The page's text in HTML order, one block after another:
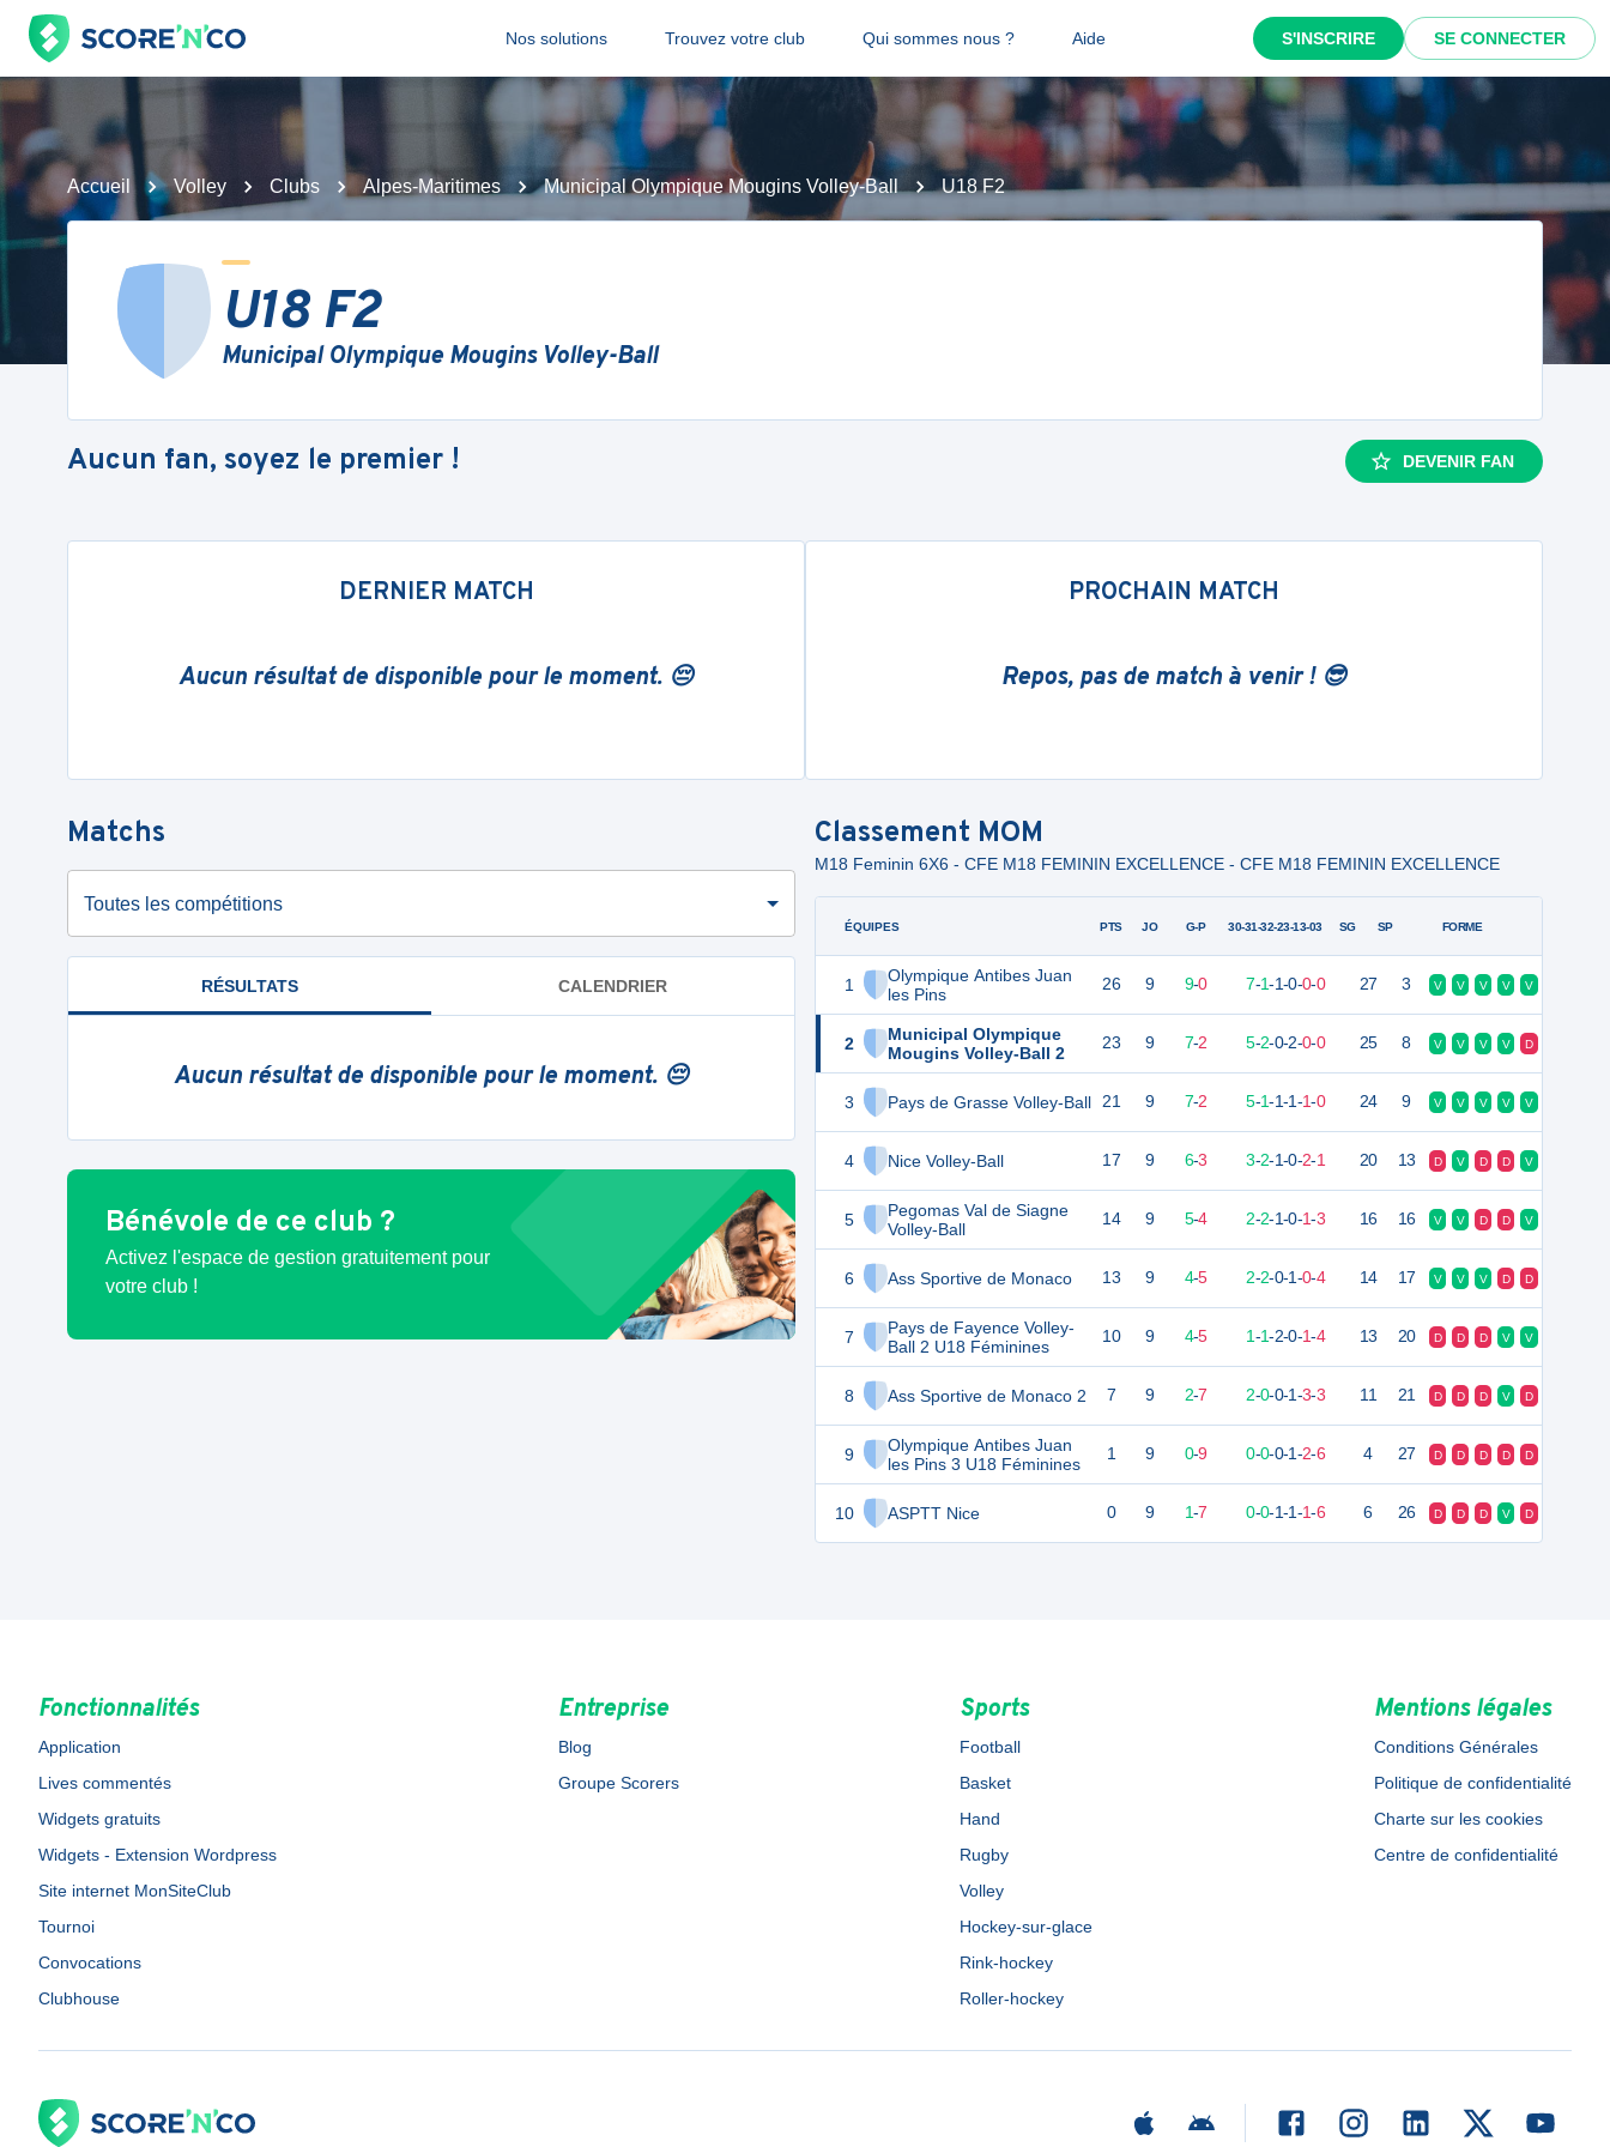
Nos solutions Trouvez votre club Qui sommes nous ? Aide S'INSCRIRE SE CONNECTER
Accueil Volley Clubs Alpes-Maritimes Municipal Olympique Mougins Volley-Ball U18 F2
U18 F2
Municipal Olympique Mougins Volley-Ball
Aucun fan, soyez le premier ! DEVENIR FAN
DERNIER MATCH
Aucun résultat de disponible pour le moment. 😔
PROCHAIN MATCH
Repos, pas de match à venir ! 😎
Matchs
Toutes les compétitions
RÉSULTATS CALENDRIER
Aucun résultat de disponible pour le moment. 😔
Bénévole de ce club ?
Activez l'espace de gestion gratuitement pour
votre club !
Classement MOM
M18 Feminin 6X6 - CFE M18 FEMININ EXCELLENCE - CFE M18 FEMININ EXCELLENCE
ÉQUIPES
1
Olympique Antibes Juan
les Pins
2
Municipal Olympique
Mougins Volley-Ball 2
3 Pays de Grasse Volley-Ball
4 Nice Volley-Ball
5
Pegomas Val de Siagne
Volley-Ball
6 Ass Sportive de Monaco
7
Pays de Fayence Volley-
Ball 2 U18 Féminines
8 Ass Sportive de Monaco 2
9
Olympique Antibes Juan
les Pins 3 U18 Féminines
10 ASPTT Nice
PTS JO G-P 30-31-32-23-13-03 SG SP FORME
26 9 9-0 7-1-1-0-0-0 27 3 V V V V V
23 9 7-2 5-2-0-2-0-0 25 8 V V V V D
21 9 7-2 5-1-1-1-1-0 24 9 V V V V V
17 9 6-3 3-2-1-0-2-1 20 13 D V D D V
14 9 5-4 2-2-1-0-1-3 16 16 V V D D V
13 9 4-5 2-2-0-1-0-4 14 17 V V V D D
10 9 4-5 1-1-2-0-1-4 13 20 D D D V V
7 9 2-7 2-0-0-1-3-3 11 21 D D D V D
1 9 0-9 0-0-0-1-2-6 4 27 D D D D D
0 9 1-7 0-0-1-1-1-6 6 26 D D D V D
Fonctionnalités
Application
Lives commentés
Widgets gratuits
Widgets - Extension Wordpress
Site internet MonSiteClub
Tournoi
Convocations
Clubhouse
Entreprise
Blog
Groupe Scorers
Sports
Football
Basket
Hand
Rugby
Volley
Hockey-sur-glace
Rink-hockey
Roller-hockey
Mentions légales
Conditions Générales
Politique de confidentialité
Charte sur les cookies
Centre de confidentialité